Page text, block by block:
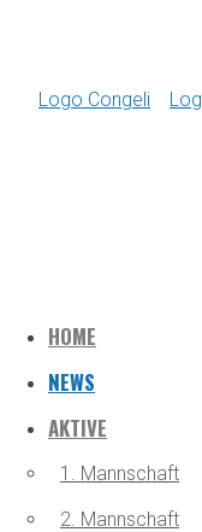
HOME
NEWS
AKTIVE
1. Mannschaft
2. Mannschaft